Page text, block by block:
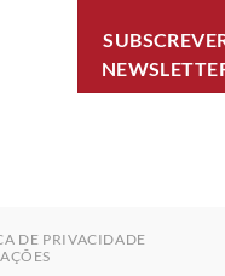
DE PRIVACIDADE